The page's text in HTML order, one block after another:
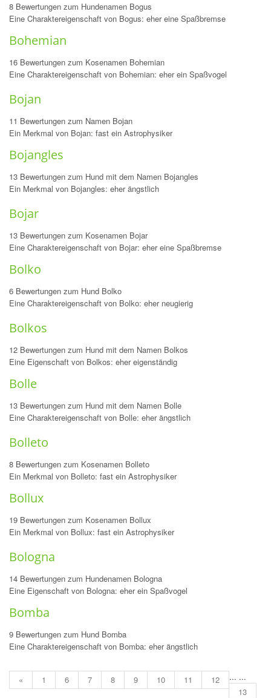
8 Bewertungen zum Hundenamen Bogus
Eine Charaktereigenschaft von Bogus: eher eine Spaßbremse
Bohemian
16 Bewertungen zum Kosenamen Bohemian
Eine Charaktereigenschaft von Bohemian: eher ein Spaßvogel
Bojan
11 Bewertungen zum Namen Bojan
Ein Merkmal von Bojan: fast ein Astrophysiker
Bojangles
13 Bewertungen zum Hund mit dem Namen Bojangles
Ein Merkmal von Bojangles: eher ängstlich
Bojar
13 Bewertungen zum Kosenamen Bojar
Eine Charaktereigenschaft von Bojar: eher eine Spaßbremse
Bolko
6 Bewertungen zum Hund Bolko
Eine Charaktereigenschaft von Bolko: eher neugierig
Bolkos
12 Bewertungen zum Hund mit dem Namen Bolkos
Eine Eigenschaft von Bolkos: eher eigenständig
Bolle
13 Bewertungen zum Hund mit dem Namen Bolle
Eine Charaktereigenschaft von Bolle: eher ängstlich
Bolleto
8 Bewertungen zum Kosenamen Bolleto
Ein Merkmal von Bolleto: fast ein Astrophysiker
Bollux
19 Bewertungen zum Kosenamen Bollux
Ein Merkmal von Bollux: fast ein Astrophysiker
Bologna
14 Bewertungen zum Hundenamen Bologna
Eine Eigenschaft von Bologna: eher ein Spaßvogel
Bomba
9 Bewertungen zum Hund Bomba
Eine Charaktereigenschaft von Bomba: eher ängstlich
« 1 ...
6 7 8 9 10 11
12
13
...